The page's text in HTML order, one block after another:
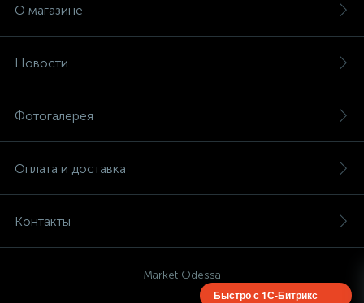
О магазине
Новости
Фотогалерея
Оплата и доставка
Контакты
Market Odessa
Быстро с 1С-Битрикс